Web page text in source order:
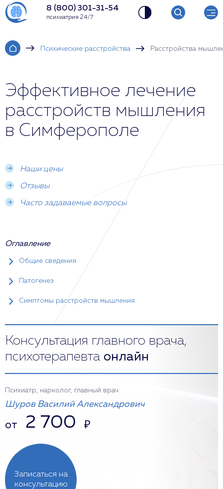
8 (800) 301-31-54
психиатрия 24/7
Психические расстройства Расстройства
Эффективное лечение
расстройств мышления
в Симферополе
Наши цены
Отзывы
Часто задаваемые вопросы
Оглавление
Общие сведения
Патогенез
Симптомы расстройств мышления
Консультация главного врача,
психотерапевта онлайн
Записаться на
консультацию
Психиатр, нарколог, главный врач
Шуров Василий Александрович
от 2 700 ₽